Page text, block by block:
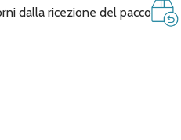
dalla ricezione del pacco